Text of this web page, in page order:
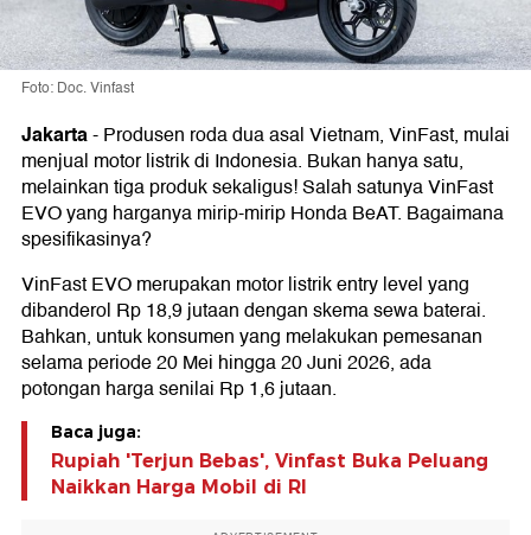
Foto: Doc. Vinfast
Jakarta-Produsen roda dua asal Vietnam, VinFast, mulai
menjual motor listrik di Indonesia. Bukan hanya satu,
melainkan tiga produk sekaligus! Salah satunya VinFast
EVO yang harganya mirip-mirip Honda BeAT. Bagaimana
spesifikasinya?
VinFast EVO merupakan motor listrik entry level yang
dibanderol Rp 18,9 jutaan dengan skema sewa baterai.
Bahkan, untuk konsumen yang melakukan pemesanan
selama periode 20 Mei hingga 20 Juni 2026, ada
potongan harga senilai Rp 1,6 jutaan.
Baca juga:
Rupiah 'Terjun Bebas', Vinfast Buka Peluang
Naikkan Harga Mobil di RI